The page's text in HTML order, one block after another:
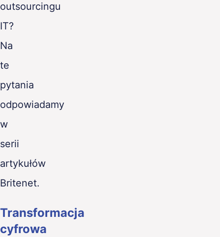
outsourcingu
IT?
Na
te
pytania
odpowiadamy
w
serii
artykułów
Britenet.
Transformacja
cyfrowa